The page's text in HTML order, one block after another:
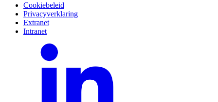
Cookiebeleid
Privacyverklaring
Extranet
Intranet